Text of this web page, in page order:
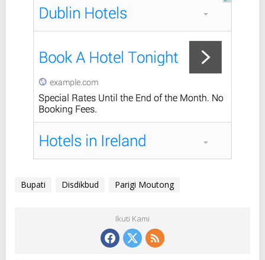
Bupati Disdikbud Parigi Moutong
Ikuti Kami